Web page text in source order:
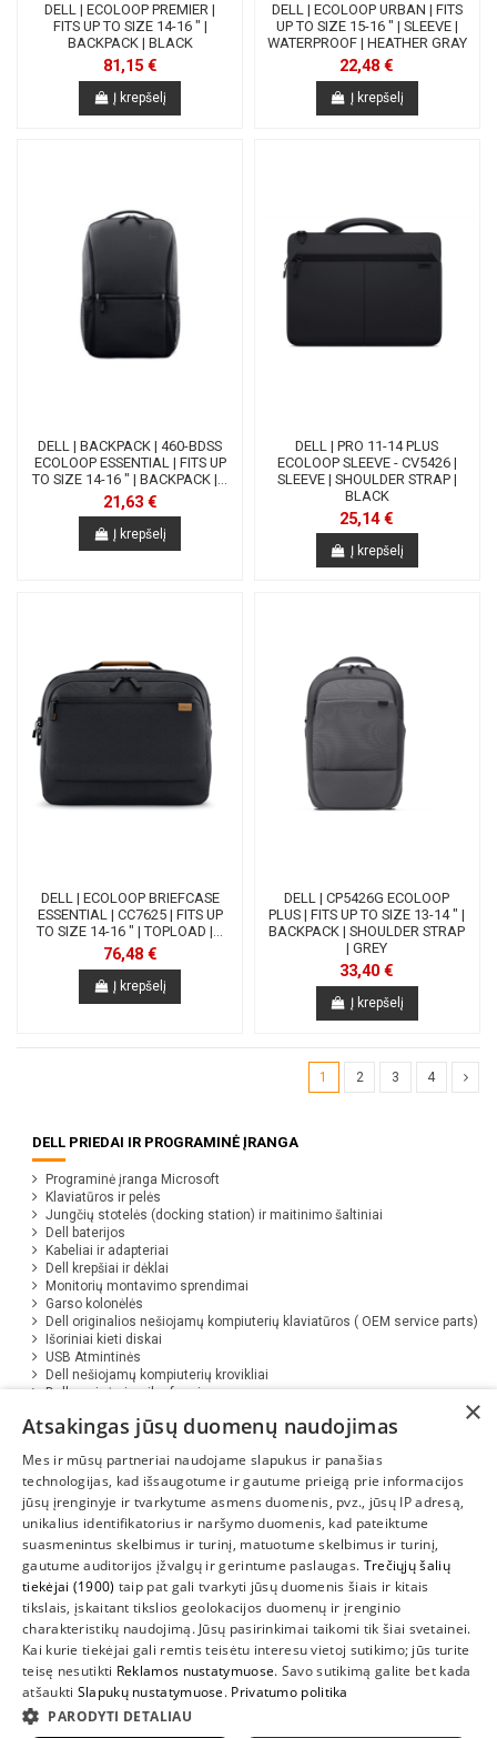
DELL | ECOLOOP PREMIER |
FITS UP TO SIZE 14-16 " |
BACKPACK | BLACK
81,15 €
Į krepšelį
DELL | ECOLOOP URBAN | FITS
UP TO SIZE 15-16 " | SLEEVE |
WATERPROOF | HEATHER GRAY
22,48 €
Į krepšelį
DELL | BACKPACK | 460-BDSS
ECOLOOP ESSENTIAL | FITS UP
TO SIZE 14-16 " | BACKPACK |...
21,63 €
Į krepšelį
DELL | PRO 11-14 PLUS
ECOLOOP SLEEVE - CV5426 |
SLEEVE | SHOULDER STRAP |
BLACK
25,14 €
Į krepšelį
DELL | ECOLOOP BRIEFCASE
ESSENTIAL | CC7625 | FITS UP
TO SIZE 14-16 " | TOPLOAD |...
76,48 €
Į krepšelį
DELL | CP5426G ECOLOOP
PLUS | FITS UP TO SIZE 13-14 " |
BACKPACK | SHOULDER STRAP
| GREY
33,40 €
Į krepšelį
1 2 3 4
DELL PRIEDAI IR PROGRAMINĖ ĮRANGA
Programinė įranga Microsoft
Klaviatūros ir pelės
Jungčių stotelės (docking station) ir maitinimo šaltiniai
Dell baterijos
Kabeliai ir adapteriai
Dell krepšiai ir dėklai
Monitorių montavimo sprendimai
Garso kolonėlės
Dell originalios nešiojamų kompiuterių klaviatūros ( OEM service parts)
Išoriniai kieti diskai
USB Atmintinės
Dell nešiojamų kompiuterių krovikliai
Dell ausinės ir mikrofonai
Papildomi įrankiai
INFORMACIJA
SUSIEKITE
×
Atsakingas jūsų duomenų naudojimas
Mes ir mūsų partneriai naudojame slapukus ir panašias
technologijas, kad išsaugotume ir gautume prieigą prie informacijos
jūsų įrenginyje ir tvarkytume asmens duomenis, pvz., jūsų IP adresą,
unikalius identifikatorius ir naršymo duomenis, kad pateiktume
suasmenintus skelbimus ir turinį, matuotume skelbimus ir turinį,
gautume auditorijos įžvalgų ir gerintume paslaugas. Trečiųjų šalių
tiekėjai (1900) taip pat gali tvarkyti jūsų duomenis šiais ir kitais
tikslais, įskaitant tikslios geolokacijos duomenų ir įrenginio
charakteristikų naudojimą. Jūsų pasirinkimai taikomi tik šiai svetainei.
Kai kurie tiekėjai gali remtis teisėtu interesu vietoj sutikimo; jūs turite
teisę nesutikti Reklamos nustatymuose. Savo sutikimą galite bet kada
atšaukti Slapukų nustatymuose. Privatumo politika
PARODYTI DETALIAU